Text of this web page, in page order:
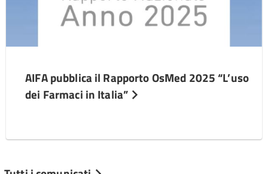
AIFA pubblica il Rapporto OsMed 2025 “L’uso
dei Farmaci in Italia”